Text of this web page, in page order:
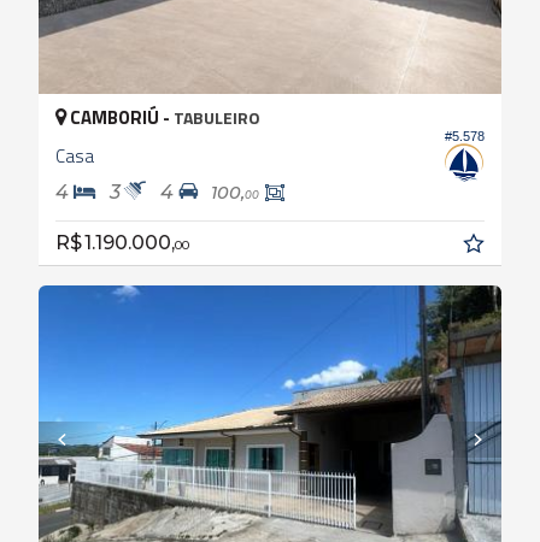
#5.578
CAMBORIÚ - TABULEIRO
Casa
4 3 4 100,00
R$ 1.190.000,00